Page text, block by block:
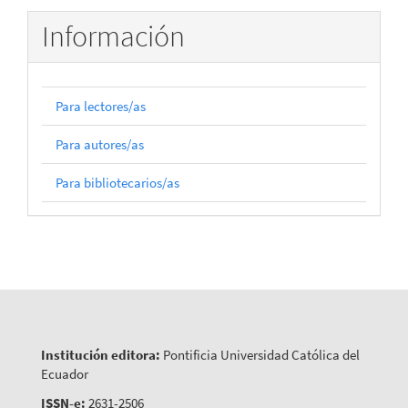
Información
Para lectores/as
Para autores/as
Para bibliotecarios/as
Institución editora: Pontificia Universidad Católica del
Ecuador
ISSN-e: 2631-2506